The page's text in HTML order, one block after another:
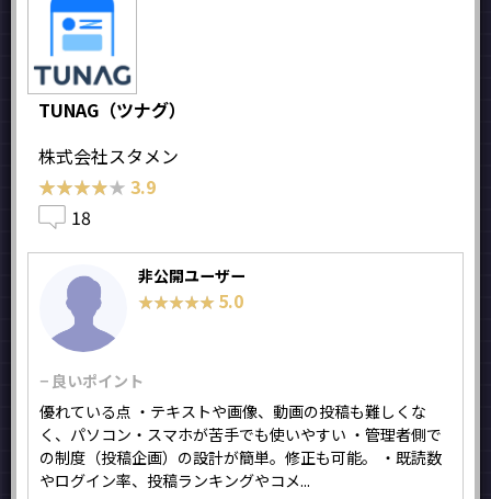
TUNAG（ツナグ）
株式会社スタメン
★★★★★
★★★★★ 3.9
18
非公開ユーザー
★★★★★
★★★★★ 5.0
− 良いポイント
優れている点 ・テキストや画像、動画の投稿も難しくな
く、パソコン・スマホが苦手でも使いやすい ・管理者側で
の制度（投稿企画）の設計が簡単。修正も可能。 ・既読数
やログイン率、投稿ランキングやコメ...